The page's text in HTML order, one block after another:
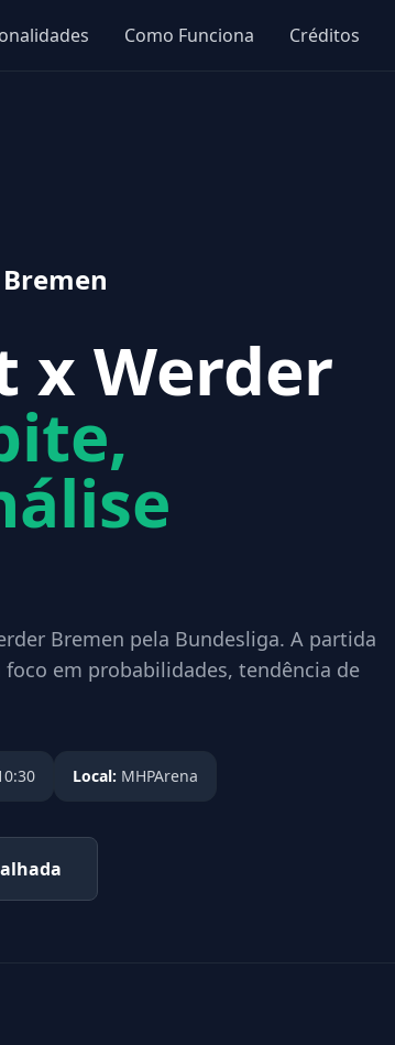
Como Funciona Créditos
x Werder
Bremen pela Bundesliga. A partida
foco em probabilidades, tendência de
Local: MHPArena